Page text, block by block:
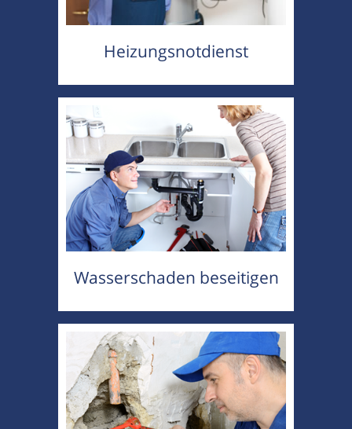
Heizungsnotdienst
Wasserschaden beseitigen